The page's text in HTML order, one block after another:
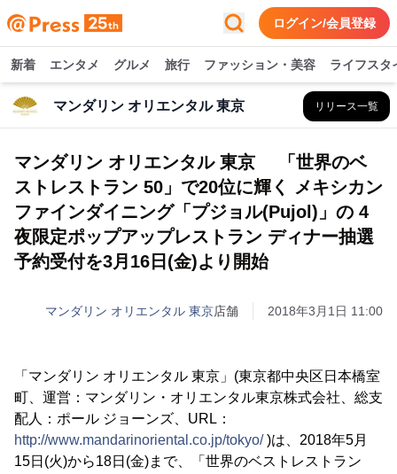
ログイン/会員登録
新着 エンタメ グルメ 旅行 ファッション・美容 ライフスタ
マンダリン オリエンタル 東京 リリース一覧
マンダリン オリエンタル 東京 「世界のベ
ストレストラン 50」で20位に輝く メキシカン
ファインダイニング「プジョル(Pujol)」の 4
夜限定ポップアップレストラン ディナー抽選
予約受付を3月16日(金)より開始
マンダリン オリエンタル 東京店舗 2018年3月1日 11:00
「マンダリン オリエンタル 東京」(東京都中央区日本橋室
町、運営：マンダリン・オリエンタル東京株式会社、総支
配人：ポール ジョーンズ、URL：
http://www.mandarinoriental.co.jp/tokyo/)は、2018年5月
15日(火)から18日(金)まで、「世界のベストレストラン